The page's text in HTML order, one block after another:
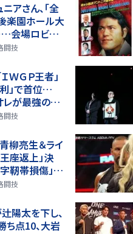
ニアさん、「全
後楽園ホール大
…会場ロビー
闘技
ＷＧＰ王者」
」で首位…
レが最強の選
・６後楽園
闘技
柳亮生＆ライ
王座返上」決
靭帯損傷」欠
闘技
陽太を下し、
ち点10、大岩